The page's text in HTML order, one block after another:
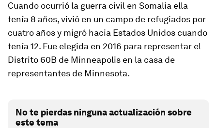
Cuando ocurrió la guerra civil en Somalia ella
tenía 8 años, vivió en un campo de refugiados por
cuatro años y migró hacia Estados Unidos cuando
tenía 12. Fue elegida en 2016 para representar el
Distrito 60B de Minneapolis en la casa de
representantes de Minnesota.
No te pierdas ninguna actualización sobre
este tema